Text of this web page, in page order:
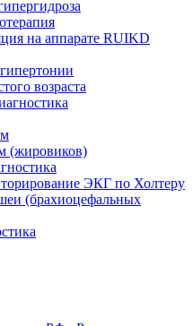
на аппарате RUIKD
возраста
(жировиков)
ЭКГ по Холтеру
(брахиоцефальных